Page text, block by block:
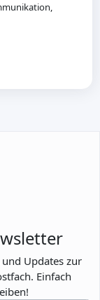
Updates zur
Einfach